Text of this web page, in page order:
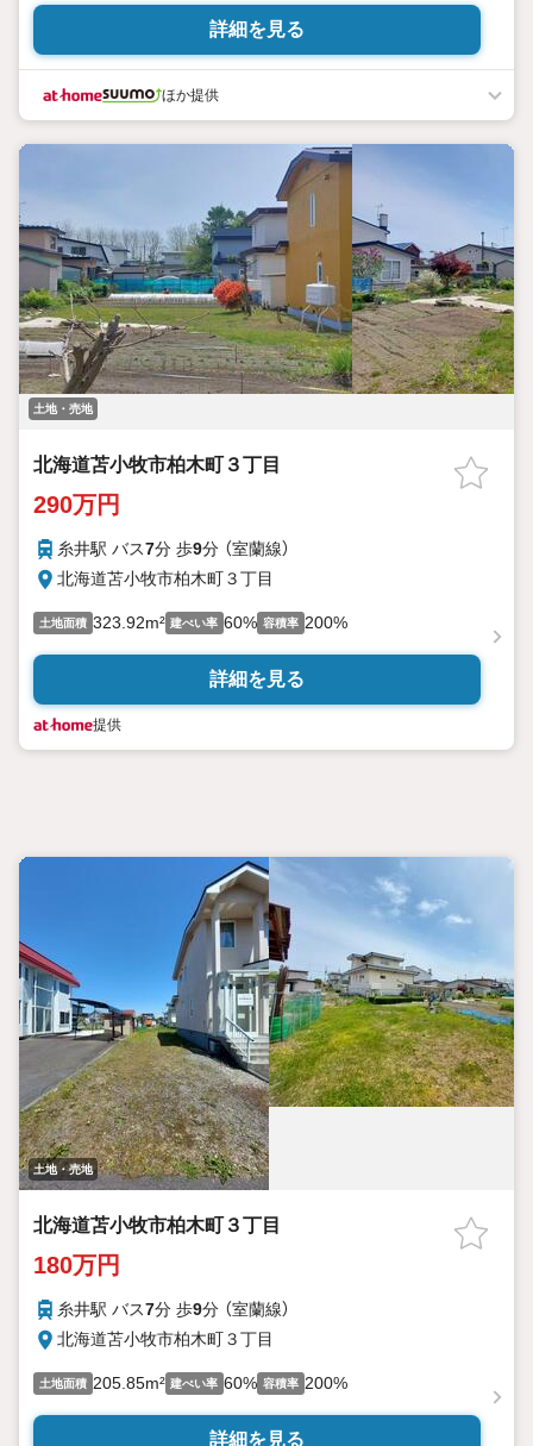
詳細を見る
ほか提供
土地・売地
北海道苫小牧市柏木町３丁目
290万円
糸井駅 バス7分 歩9分 （室蘭線）
北海道苫小牧市柏木町３丁目
土地面積 323.92m² 建ぺい率 60% 容積率 200%
詳細を見る
提供
土地・売地
北海道苫小牧市柏木町３丁目
180万円
糸井駅 バス7分 歩9分 （室蘭線）
北海道苫小牧市柏木町３丁目
土地面積 205.85m² 建ぺい率 60% 容積率 200%
詳細を見る